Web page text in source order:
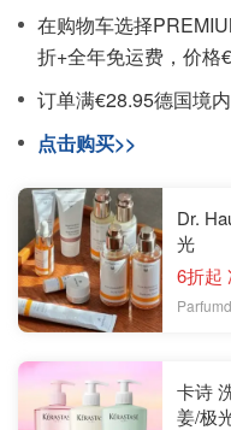
在购物车选择
折+全年免运费，价格
订单满€28.95德国境内
点击购买>>
Dr.
光
6折起
卡诗
姜/极